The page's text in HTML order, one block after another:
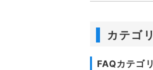
カテゴリ
FAQカテゴリ